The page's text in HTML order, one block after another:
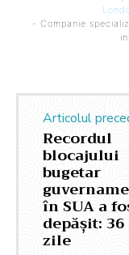
- Companie
Articolul
Recordul
blocajului
bugetar
în SUA a
depășit: 36
zile